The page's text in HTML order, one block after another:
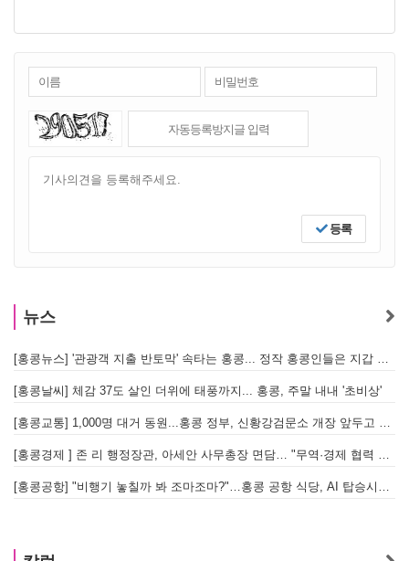
등록
뉴스
[홍콩뉴스] '관광객 지출 반토막' 속타는 홍콩... 정작 홍콩인들은 지갑 들고 해외로?
[홍콩날씨] 체감 37도 살인 더위에 태풍까지... 홍콩, 주말 내내 '초비상'
[홍콩교통] 1,000명 대거 동원...홍콩 정부, 신황강검문소 개장 앞두고 실전 훈련 돌입
[홍콩경제 ] 존 리 행정장관, 아세안 사무총장 면담… "무역·경제 협력 한층 강화한다"
[홍콩공항] "비행기 놓칠까 봐 조마조마?"…홍콩 공항 식당, AI 탑승시간 계산해 메뉴 추천해 준다